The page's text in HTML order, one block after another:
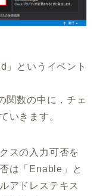
」というイベント
数の中に，チェ
いきます。
スの入力可否を
は「Enable」と
アドレステキス